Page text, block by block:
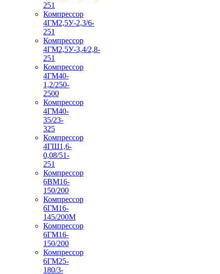
251
Компрессор
4ГМ2,5У-2,3/6-
251
Компрессор
4ГМ2,5У-3,4/2,8-
251
Компрессор
4ГМ40-
1,2/250-
2500
Компрессор
4ГМ40-
35/23-
325
Компрессор
4ГШ1,6-
0,08/51-
251
Компрессор
6ВМ16-
150/200
Компрессор
6ГМ16-
145/200М
Компрессор
6ГМ16-
150/200
Компрессор
6ГМ25-
180/3-